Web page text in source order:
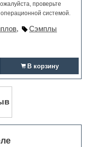
проверьте
системой.
,
Сэмплы
В корзину